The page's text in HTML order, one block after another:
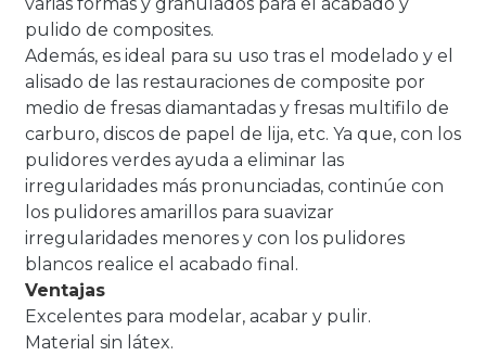
pulido de composites.
Además, es ideal para su uso tras el modelado y el
alisado de las restauraciones de composite por
medio de fresas diamantadas y fresas multifilo de
carburo, discos de papel de lija, etc. Ya que, con los
pulidores verdes ayuda a eliminar las
irregularidades más pronunciadas, continúe con
los pulidores amarillos para suavizar
irregularidades menores y con los pulidores
blancos realice el acabado final.
Ventajas
Excelentes para modelar, acabar y pulir.
Material sin látex.